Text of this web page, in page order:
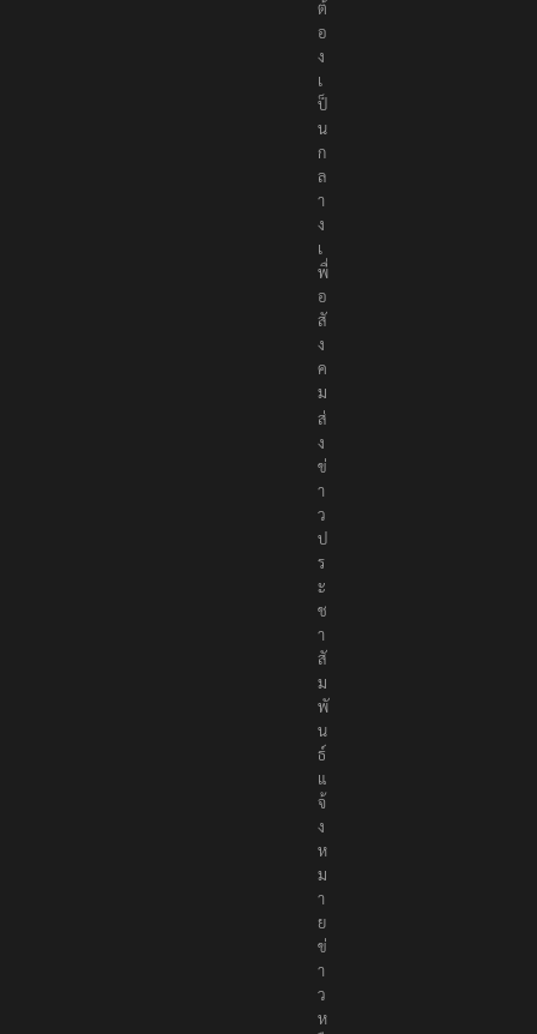
ถู
ก
ต้
อ
ง
เ
ป็
น
ก
ล
า
ง
เ
พื่
อ
สั
ง
ค
ม
ส่
ง
ข่
า
ว
ป
ร
ะ
ช
า
สั
ม
พั
น
ธ์
แ
จ้
ง
ห
ม
า
ย
ข่
า